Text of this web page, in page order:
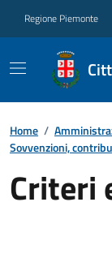
Regione Piemonte
Home /
Sovvenzioni,
Criteri